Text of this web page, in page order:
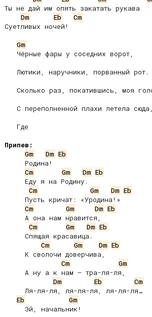
Ты не дай им опять закатать рукава
Dm
Eb
Cm
Суетливых ночей!
Gm
Припев:
Gm
Dm Eb
Cm
Gm Dm Eb
Cm
Gm Dm Eb
Cm
Gm Dm Eb
Cm
Gm Dm Eb
Cm
Gm Dm Eb
Cm
Gm
Dm
Eb
Cm
Eb
Gm